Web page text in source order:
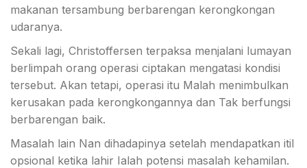
makanan tersambung berbarengan kerongkongan
udaranya.
Sekali lagi, Christoffersen terpaksa menjalani lumayan
berlimpah orang operasi ciptakan mengatasi kondisi
tersebut. Akan tetapi, operasi itu Malah menimbulkan
kerusakan pada kerongkongannya dan Tak berfungsi
berbarengan baik.
Masalah lain Nan dihadapinya setelah mendapatkan itil
opsional ketika lahir Ialah potensi masalah kehamilan.